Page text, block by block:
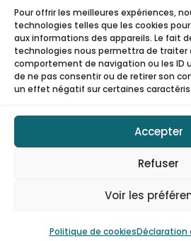
Pour offrir les meilleures expériences,
technologies telles que les cookies
aux informations des appareils. Le fait
technologies nous permettra de traiter
comportement de navigation ou les ID
de ne pas consentir ou de retirer son
un effet négatif sur certaines
Accepter
Refuser
Voir les
Politique de cookies
NOUS SUIVRE
© Copyright 2026 | CCARB
Mentions légales